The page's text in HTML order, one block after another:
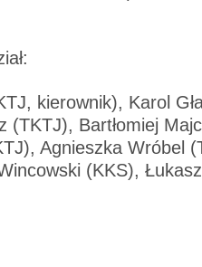
kierownik), Karol
(TKTJ), Bartłomiej
Agnieszka Wróbel
(KKS),